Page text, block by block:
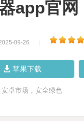
app官网
09-26
苹果下载
安卓市场，安全绿色